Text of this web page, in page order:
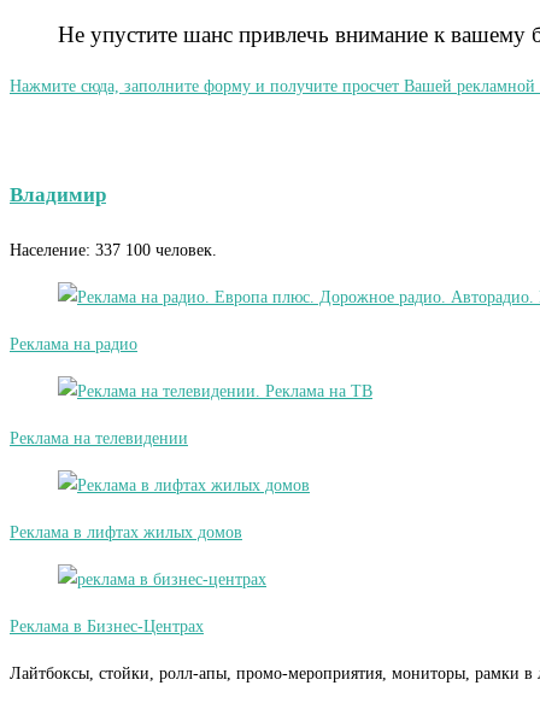
Не упустите шанс привлечь внимание к вашему
Нажмите сюда, заполните форму и получите просчет Вашей
Владимир
Население: 337 100 человек.
Реклама на радио
Реклама на телевидении
Реклама в лифтах жилых домов
Реклама в Бизнес-Центрах
Лайтбоксы, стойки, ролл-апы, промо-мероприятия, мониторы, рамки в